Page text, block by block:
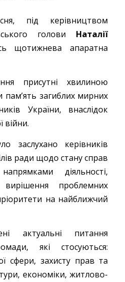
під керівництвом
голови Наталії
щотижнева апаратна
присутні хвилиною
загиблих мирних
України, внаслідок
війни.
заслухано керівників
ради щодо стану справ
діяльності,
проблемних
на найближчий
актуальні питання
які стосуються:
сфери, захисту прав та
економіки, житлово-